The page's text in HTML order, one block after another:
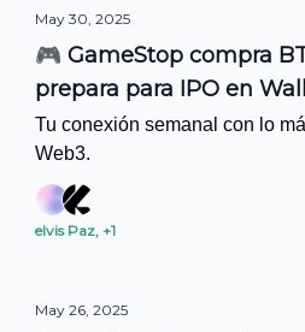
May 30, 2025
🎮 GameStop compra
prepara para IPO en
Tu conexión semanal con lo
Web3.
elvis Paz, +1
May 26, 2025